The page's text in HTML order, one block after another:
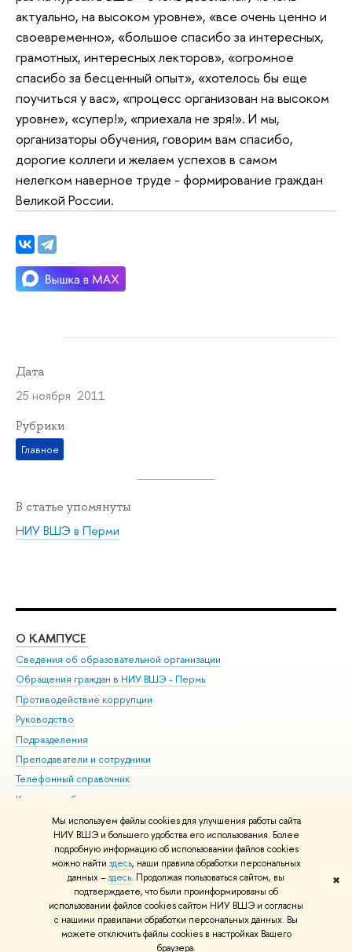
Мы используем файлы cookies для улучшения работы сайта
НИУ ВШЭ и большего удобства его использования. Более
подробную информацию об использовании файлов cookies
можно найти здесь, наши правила обработки персональных
данных –здесь. Продолжая пользоваться сайтом, вы
подтверждаете, что были проинформированы об
использовании файлов cookies сайтом НИУ ВШЭ и согласны
с нашими правилами обработки персональных данных. Вы
можете отключить файлы cookies в настройках Вашего
браузера.
✖
актуально, на высоком уровне», «все очень ценно и
своевременно», «большое спасибо за интересных,
грамотных, интересных лекторов», «огромное
спасибо за бесценный опыт», «хотелось бы еще
поучиться у вас», «процесс организован на высоком
уровне», «супер!», «приехала не зря!». И мы,
организаторы обучения, говорим вам спасибо,
дорогие коллеги и желаем успехов в самом
нелегком наверное труде - формирование граждан
Великой России.
Дата
25 ноября 2011
Рубрики
Главное
В статье упомянуты
НИУ ВШЭ в Перми
О КАМПУСЕ
Сведения об образовательной организации
Обращения граждан в НИУ ВШЭ - Пермь
Противодействие коррупции
Руководство
Подразделения
Преподаватели и сотрудники
Телефонный справочник
Корпуса и общежития
ВШЭ для студентов с ограниченными возможностями
здоровья и инвалидностью
Единая платежная страница
© НИУ ВШЭ 1993–2026 Условия использования материалов Адреса
и контакты Карта сайта
Шрифты HSE Sans и HSE Slab разработаны вШколе дизайна НИУ ВШЭ